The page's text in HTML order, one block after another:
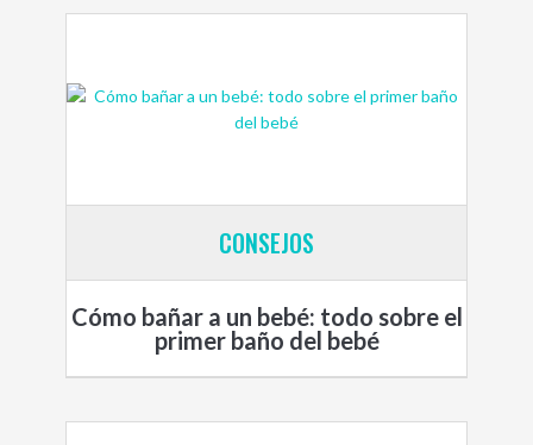
CONSEJOS
Cómo bañar a un bebé: todo sobre el
primer baño del bebé